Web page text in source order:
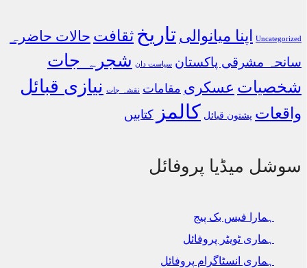
Uncategorized اپنا میانوالی تاریخ ثقافت حالات حاضرہ
سانحہ مشرقی پاکستان سیاست دان شجرہ جات
شخصیات عسکری مقامات نقشہ جات نیازی قبائل
واقعات پشتون قبائل کالمز کتابیں
سوشل میڈیا پروفائل
ہمارا فیس بک پیج
ہماری ٹویٹر پروفائل
ہماری انسٹاگرام پروفائل